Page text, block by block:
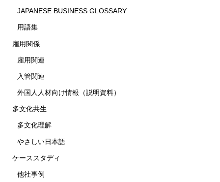
JAPANESE BUSINESS GLOSSARY
用語集
雇用関係
雇用関連
入管関連
外国人人材向け情報（説明資料）
多文化共生
多文化理解
やさしい日本語
ケーススタディ
他社事例